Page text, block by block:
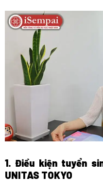
1. Điều kiện tuyển
UNITAS TOKYO